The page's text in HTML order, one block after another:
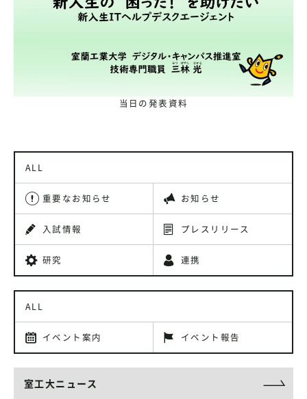
当日の発表資料
ALL
重要なお知らせ お知らせ
入試情報 プレスリリース
研究 連携
ALL
イベント案内 イベント報告
室工大ニュース